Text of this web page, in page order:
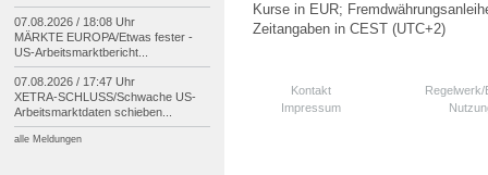
Kurse in EUR;
Zeitangaben in CEST (UTC+2)
Kontakt
Impressum
07.08.2026 / 18:08 Uhr
MÄRKTE EUROPA/Etwas fester -
US-Arbeitsmarktbericht...
07.08.2026 / 17:47 Uhr
XETRA-SCHLUSS/Schwache US-
Arbeitsmarktdaten schieben...
alle Meldungen